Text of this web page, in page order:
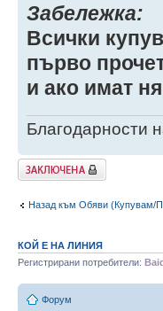
Забележка:
Всички
първо
и ако имат
Благодарности
Заключена
Назад към Обяви (Купувам/
КОЙ Е НА ЛИНИЯ
Регистрирани потребители:
Форум